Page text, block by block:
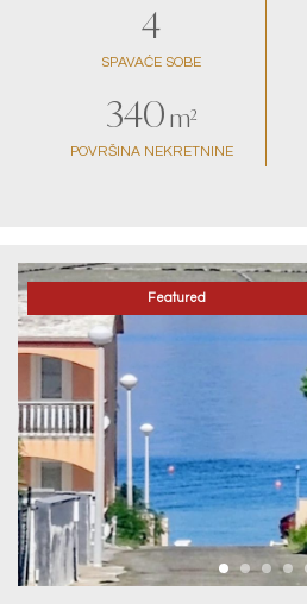
4
SPAVAĆE SOBE
340 m²
POVRŠINA NEKRETNINE
Featured